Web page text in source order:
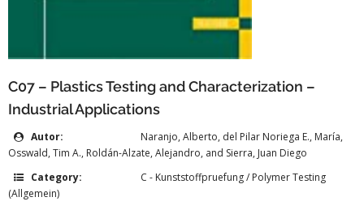
C07 – Plastics Testing and Characterization –
Industrial Applications
Autor:
Naranjo, Alberto, del Pilar Noriega E., María,
Osswald, Tim A., Roldán-Alzate, Alejandro, and Sierra, Juan Diego
Category:
C - Kunststoffpruefung / Polymer Testing
(Allgemein)